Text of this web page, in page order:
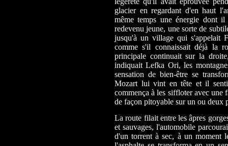
glacier en regardant d'en haut
même temps une énergie dont
redevenu jeune, une sorte de
jusqu'à un village qui s'appelait
comme s'il connaissait déjà la
principale continuait sur la
indiquait Lefka Ori, les
sensation de bien-être se
Mozart lui vint en tête et il
commença à les siffloter avec une
de façon pitoyable sur un ou deux
La route filait entre les âpres
et sauvages, l'automobile
d'un torrent à sec, à un moment